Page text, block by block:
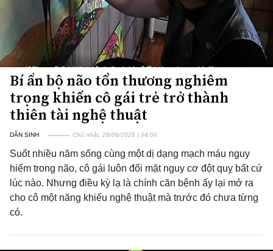
Bí ẩn bộ não tổn thương nghiêm
trọng khiến cô gái trẻ trở thành
thiên tài nghệ thuật
DÂN SINH Chủ nhật, 28/06/2026 | 04:00
Suốt nhiều năm sống cùng một dị dạng mạch máu nguy
hiểm trong não, cô gái luôn đối mặt nguy cơ đột quỵ bất cứ
lúc nào. Nhưng điều kỳ lạ là chính căn bệnh ấy lại mở ra
cho cô một năng khiếu nghệ thuật mà trước đó chưa từng
có.